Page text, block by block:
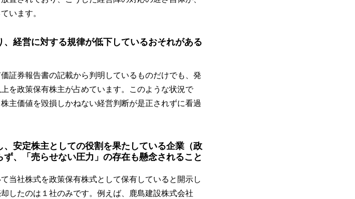
います。
経営に対する規律が低下しているおそれがある
証券報告書の記載から判明しているものだけでも、発
を政策保有株主が占めています。このような状況で
主価値を毀損しかねない経営判断が是正されずに看過
安定株主としての役割を果たしている企業（政
、「売らせない圧力」の存在も懸念されること
当社株式を政策保有株式として保有していると開示し
したのは１社のみです。例えば、鹿島建設株式会社